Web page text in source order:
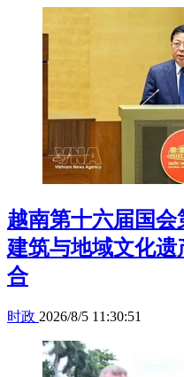
越南第十六届国
建筑与地域文化
合
时政 2026/8/5 11:30:51